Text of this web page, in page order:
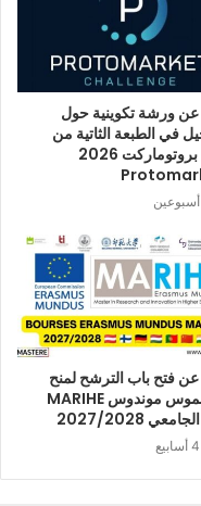
عن ورشة تكوينية حول
في الطبعة الثاتية من
تحدي بروتوماركت 2026
عن فتح باب الترشح لمنح
إيراسموس موندوس MARIHE
2027/2028